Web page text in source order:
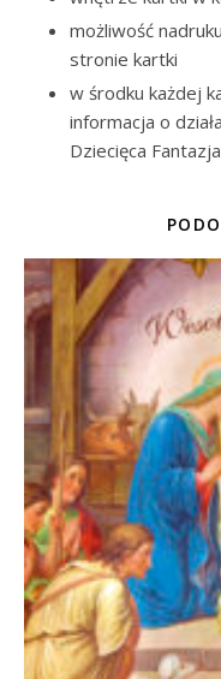
możliwość
stronie kartki
w środku każdej
informacja o
Dziecięca Fantazja